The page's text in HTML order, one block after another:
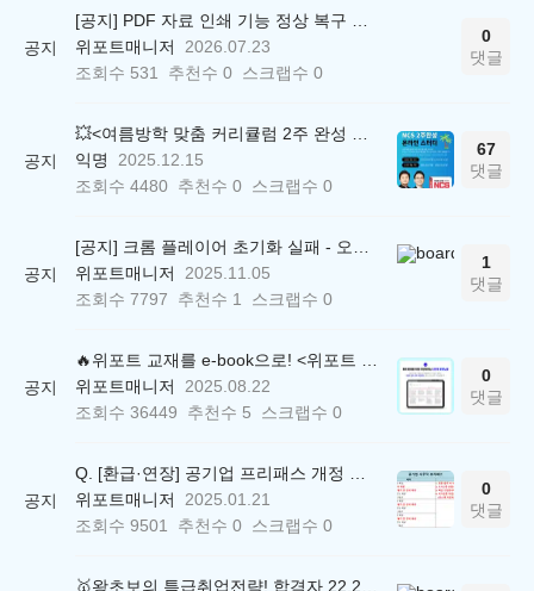
공지
위포트매니저
2026.07.23
조회수 531 추천수 0 스크랩수 0
0
댓글
공지
익명
2025.12.15
조회수 4480 추천수 0 스크랩수 0
67
댓글
공지
위포트매니저
2025.11.05
조회수 7797 추천수 1 스크랩수 0
1
댓글
공지
위포트매니저
2025.08.22
조회수 36449 추천수 5 스크랩수 0
0
댓글
공지
위포트매니저
2025.01.21
조회수 9501 추천수 0 스크랩수 0
0
댓글